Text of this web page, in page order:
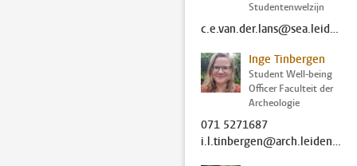
Studentenwelzijn
c.e.van.der.lans@sea.leidenuniv.nl
Inge Tinbergen
Student Well-being
Officer Faculteit der
Archeologie
071 5271687
i.l.tinbergen@arch.leidenuniv.nl